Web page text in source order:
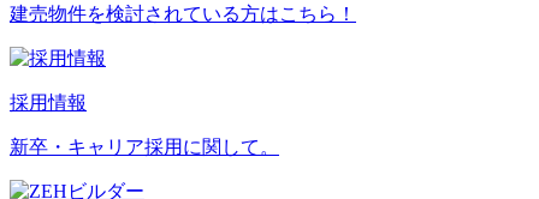
建売物件を検討されている方はこちら！
採用情報
新卒・キャリア採用に関して。